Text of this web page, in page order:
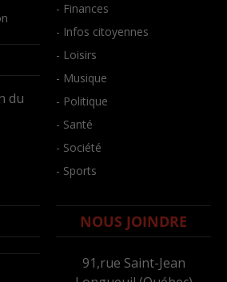
du
- Finances
- Infos citoyennes
- Loisirs
- Musique
- Politique
- Santé
- Société
- Sports
NOUS JOINDRE
91,rue Saint-Jean